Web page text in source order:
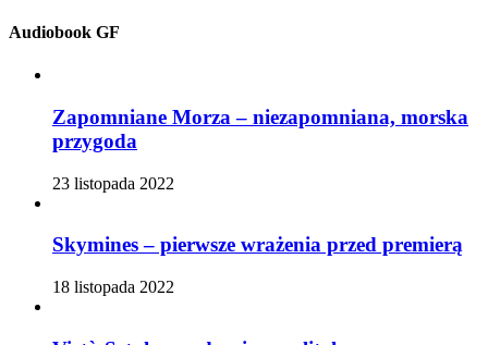
Audiobook GF
Zapomniane Morza – niezapomniana, morska
przygoda
23 listopada 2022
Skymines – pierwsze wrażenia przed premierą
18 listopada 2022